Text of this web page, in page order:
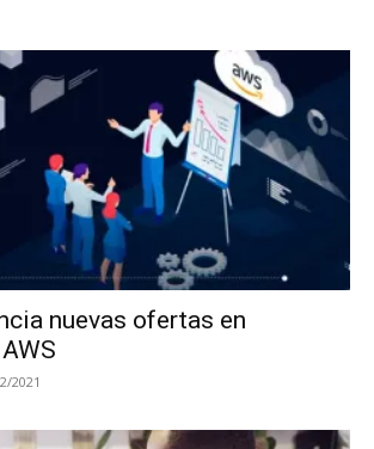
nuevas ofertas en
2021